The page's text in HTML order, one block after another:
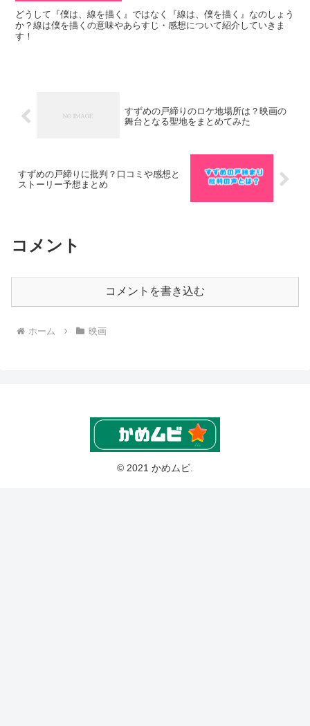
どうして『僕は、線を描く』ではなく『線は、僕を描く』なのしょう
か？線は僕を描くの意味やあらすじ・感想について紹介していきま
す！
すずめの戸締りのロケ地場所は？映画の
舞台となる聖地をまとめてみた
すずめの戸締りに批判？口コミや感想と
ストーリー予想まとめ
コメント
コメントを書き込む
ホーム 映画
© 2021 かめムビ.